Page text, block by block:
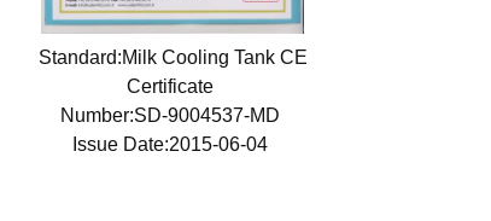
Standard:Milk Cooling Tank CE
Certificate
Number:SD-9004537-MD
Issue Date:2015-06-04